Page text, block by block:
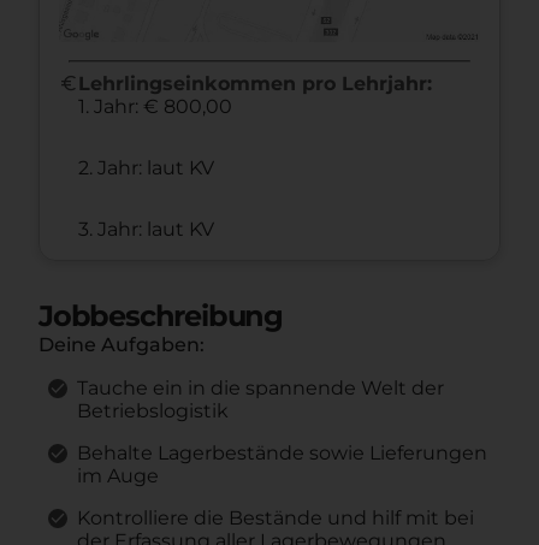
euro Lehrlingseinkommen pro Lehrjahr:
1. Jahr: € 800,00
2. Jahr: laut KV
3. Jahr: laut KV
Jobbeschreibung
Deine Aufgaben:
Tauche ein in die spannende Welt der
Betriebslogistik
Behalte Lagerbestände sowie Lieferungen
im Auge
Kontrolliere die Bestände und hilf mit bei